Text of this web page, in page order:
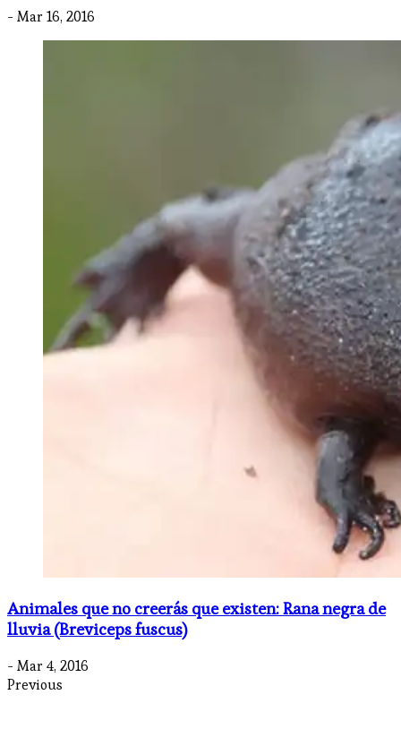
- Mar 16, 2016
Animales que no creerás que existen: Rana negra de
lluvia (Breviceps fuscus)
- Mar 4, 2016
Previous